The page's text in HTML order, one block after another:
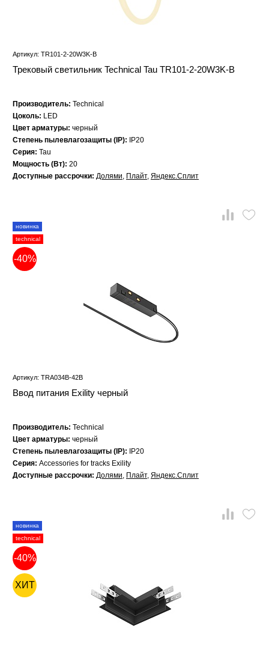
Артикул: TR101-2-20W3K-B
Трековый светильник Technical Tau TR101-2-20W3K-B
Производитель: Technical
Цоколь: LED
Цвет арматуры: черный
Степень пылевлагозащиты (IP):
IP20
Серия: Tau
Мощность (Вт): 20
Доступные рассрочки: Долями, Плайт, Яндекс.Сплит
новинка
technical
-40%
Артикул: TRA034B-42B
Ввод питания Exility черный
Производитель: Technical
Цвет арматуры: черный
Степень пылевлагозащиты (IP):
IP20
Серия: Accessories for tracks Exility
Доступные рассрочки: Долями, Плайт, Яндекс.Сплит
новинка
technical
-40%
ХИТ